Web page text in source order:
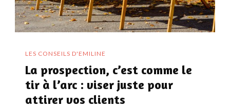
LES CONSEILS D'EMILINE
La prospection, c’est comme le
tir à l’arc : viser juste pour
attirer vos clients